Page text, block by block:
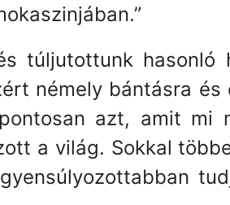
túljutottunk
némely bántásra
azt, amit
a világ. Sokkal